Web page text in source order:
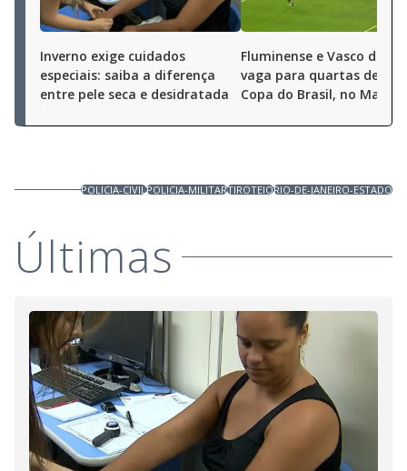
Inverno exige cuidados
especiais: saiba a diferença
entre pele seca e desidratada
Fluminense e Vasco
vaga para quartas de
Copa do Brasil, no
POLICIA-CIVILPOLICIA-MILITARTIROTEIORIO-DE-JANEIRO-ESTADO
Últimas